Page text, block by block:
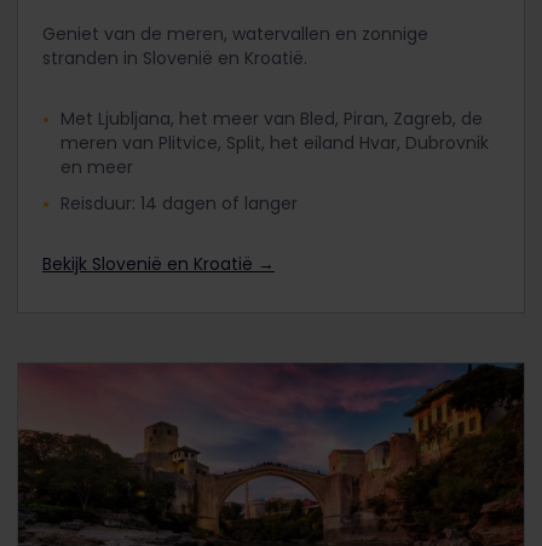
Geniet van de meren, watervallen en zonnige
stranden in Slovenië en Kroatië.
Met Ljubljana, het meer van Bled, Piran, Zagreb, de
meren van Plitvice, Split, het eiland Hvar, Dubrovnik
en meer
Reisduur: 14 dagen of langer
Bekijk Slovenië en Kroatië →